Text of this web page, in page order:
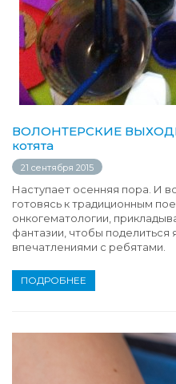
ВОЛОНТЕРСКИЕ
котята
21 сентября 2015
Наступает осенняя пора. И
готовясь к традиционным
онкогематологии,
фантазии, чтобы поделиться
впечатлениями с ребятами.
ПОДРОБНЕЕ